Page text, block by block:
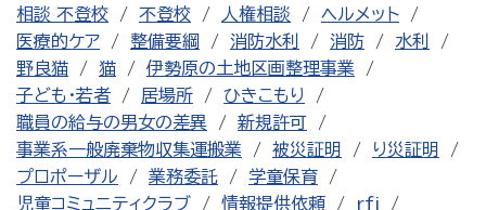
相談 不登校
不登校 人権相談
ヘルメット
医療的ケア
整備要綱 消防水利 消防
水利
野良猫
猫
伊勢原の土地区画整理事業
子ども・若者
居場所
ひきこもり
職員の給与の男女の差異
新規許可
事業系一般廃棄物収集運搬業
被災証明
り災証明
プロポーザル
業務委託
学童保育
児童コミュニティクラブ
情報提供依頼
rfi